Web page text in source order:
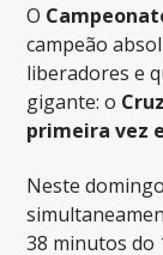
O
campeão
liberadores e
gigante: o
primeira vez
Neste
38 minutos do